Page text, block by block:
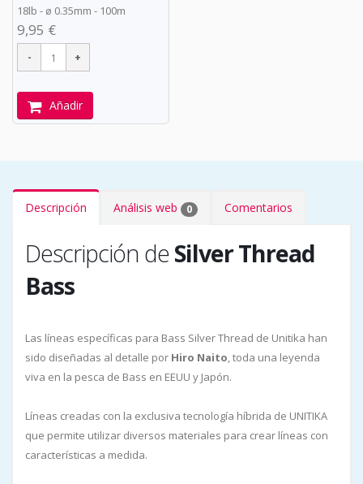
18lb - ø 0.35mm - 100m
9,95 €
Añadir
Descripción Análisis web 0 Comentarios
Descripción deSilver Thread
Bass
Las líneas específicas para Bass Silver Thread de Unitika han
sido diseñadas al detalle por Hiro Naito, toda una leyenda
viva en la pesca de Bass en EEUU y Japón.
Líneas creadas con la exclusiva tecnología híbrida de UNITIKA
que permite utilizar diversos materiales para crear líneas con
características a medida.